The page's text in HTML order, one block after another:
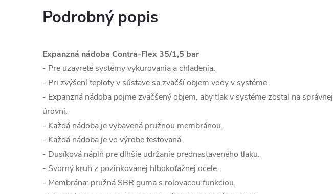
Podrobný popis
Expanzná nádoba Contra-Flex 35/1,5 bar
- Pre uzavreté systémy vykurovania a chladenia.
- Pri zvýšení teploty v sústave sa zväčší objem vody v systéme.
- Expanzná nádoba pojme zväčšený objem, aby tlak v systéme zostal na správnej
úrovni.
- Každá nádoba je vybavená pružnou membránou.
- Každá nádoba je vo výrobe testovaná.
- Dusíková náplň pre dlhšie udržanie prednastaveného tlaku.
- Svorný kruh z pozinkovanej hlbokoťažnej ocele.
- Membrána: pružná SBR guma s rolovacou funkciou.